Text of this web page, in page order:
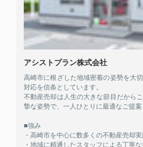
アシストプラン株式会社
高崎市に根ざした地域密着の姿勢を大
対応を信条としています。
不動産売却は人生の大きな節目だから
摯な姿勢で、一人ひとりに最適なご提案
■強み
・高崎市を中心に数多くの不動産売却
・地域に精通したスタッフによる丁寧